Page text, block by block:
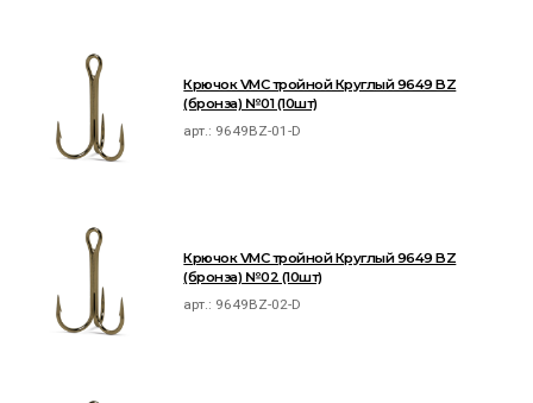
Крючок VMC тройной Круглый 9649 BZ
(бронза) №01 (10шт)
арт.: 9649BZ-01-D
Крючок VMC тройной Круглый 9649 BZ
(бронза) №02 (10шт)
арт.: 9649BZ-02-D